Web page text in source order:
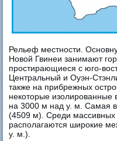
Рельеф местности.
Новой Гвинеи занимают
простирающиеся с юго-
Центральный и Оуэн-
также на прибрежных
некоторые
на 3000 м над у. м. Самая
(4509 м). Среди массивных
располагаются широкие
у. м.).